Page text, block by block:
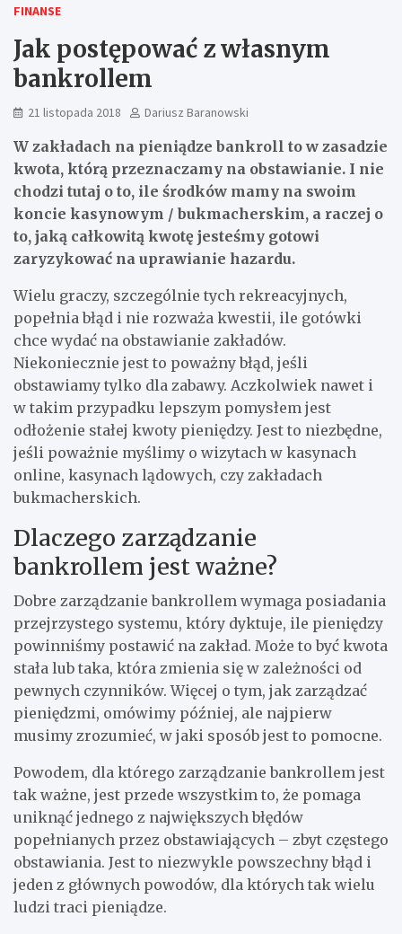
FINANSE
Jak postępować z własnym
bankrollem
21 listopada 2018 Dariusz Baranowski
W zakładach na pieniądze bankroll to w zasadzie
kwota, którą przeznaczamy na obstawianie. I nie
chodzi tutaj o to, ile środków mamy na swoim
koncie kasynowym / bukmacherskim, a raczej o
to, jaką całkowitą kwotę jesteśmy gotowi
zaryzykować na uprawianie hazardu.
Wielu graczy, szczególnie tych rekreacyjnych,
popełnia błąd i nie rozważa kwestii, ile gotówki
chce wydać na obstawianie zakładów.
Niekoniecznie jest to poważny błąd, jeśli
obstawiamy tylko dla zabawy. Aczkolwiek nawet i
w takim przypadku lepszym pomysłem jest
odłożenie stałej kwoty pieniędzy. Jest to niezbędne,
jeśli poważnie myślimy o wizytach w kasynach
online, kasynach lądowych, czy zakładach
bukmacherskich.
Dlaczego zarządzanie
bankrollem jest ważne?
Dobre zarządzanie bankrollem wymaga posiadania
przejrzystego systemu, który dyktuje, ile pieniędzy
powinniśmy postawić na zakład. Może to być kwota
stała lub taka, która zmienia się w zależności od
pewnych czynników. Więcej o tym, jak zarządzać
pieniędzmi, omówimy później, ale najpierw
musimy zrozumieć, w jaki sposób jest to pomocne.
Powodem, dla którego zarządzanie bankrollem jest
tak ważne, jest przede wszystkim to, że pomaga
uniknąć jednego z największych błędów
popełnianych przez obstawiających – zbyt częstego
obstawiania. Jest to niezwykle powszechny błąd i
jeden z głównych powodów, dla których tak wielu
ludzi traci pieniądze.